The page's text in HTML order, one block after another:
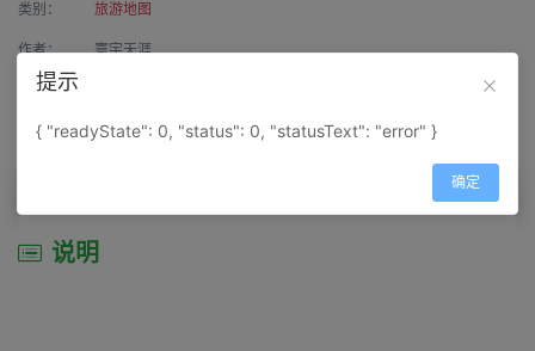
类别： 旅游地图
作者： 寰宇天涯
来源：
属性： 地图属性： 地图类型-综合性地图
说明
提示
{ "readyState": 0, "status": 0, "statusText": "error" }
确定